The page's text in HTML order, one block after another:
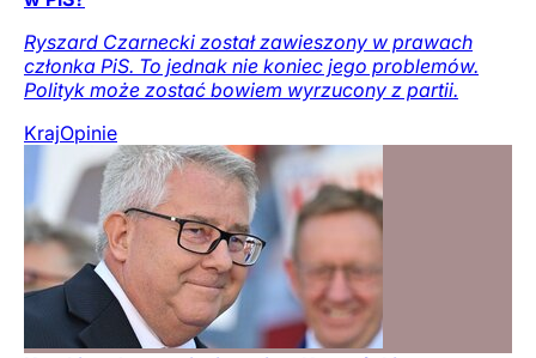
Ryszard Czarnecki został zawieszony w prawach
członka PiS. To jednak nie koniec jego problemów.
Polityk może zostać bowiem wyrzucony z partii.
KrajOpinie